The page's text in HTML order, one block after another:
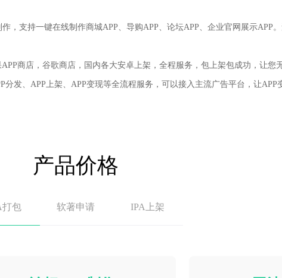
支持一键在线制作商城APP、导购APP、论坛APP、企业官网展示APP
商店，谷歌商店，国内各大安卓上架，全程服务，包上架包成功，让您无
、APP上架、APP变现等全流程服务，可以接入主流广告平台，让APP
产品价格
打包 软著申请 IPA上架